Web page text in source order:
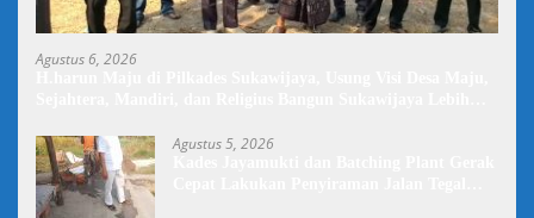
Agustus 6, 2026
Agustus 5, 2026